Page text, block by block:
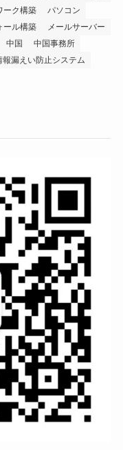
ーク構築
パソコン
ール構築
メールサーバー
中国
中国事務所
報漏えい防止システム